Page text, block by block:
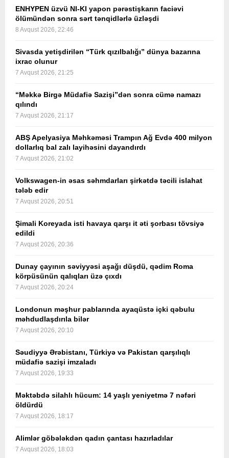
ENHYPEN üzvü NI-KI yapon pərəstişkarın faciəvi
ölümündən sonra sərt tənqidlərlə üzləşdi
8 Avqust 2026, 22:46
Sivasda yetişdirilən “Türk qızılbalığı” dünya bazarına
ixrac olunur
7 Avqust 2026, 21:25
“Məkkə Birgə Müdafiə Sazişi”dən sonra cümə namazı
qılındı
7 Avqust 2026, 21:17
ABŞ Apelyasiya Məhkəməsi Trampın Ağ Evdə 400 milyon
dollarlıq bal zalı layihəsini dayandırdı
7 Avqust 2026, 21:02
Volkswagen-in əsas səhmdarları şirkətdə təcili islahat
tələb edir
7 Avqust 2026, 20:51
Şimali Koreyada isti havaya qarşı it əti şorbası tövsiyə
edildi
7 Avqust 2026, 20:36
Dunay çayının səviyyəsi aşağı düşdü, qədim Roma
körpüsünün qalıqları üzə çıxdı
7 Avqust 2026, 20:24
Londonun məşhur pablarında ayaqüstə içki qəbulu
məhdudlaşdırıla bilər
7 Avqust 2026, 20:10
Səudiyyə Ərəbistanı, Türkiyə və Pakistan qarşılıqlı
müdafiə sazişi imzaladı
7 Avqust 2026, 19:33
Məktəbdə silahlı hücum: 14 yaşlı yeniyetmə 7 nəfəri
öldürdü
7 Avqust 2026, 18:17
Alimlər göbələkdən qadın çantası hazırladılar
7 Avqust 2026, 18:03